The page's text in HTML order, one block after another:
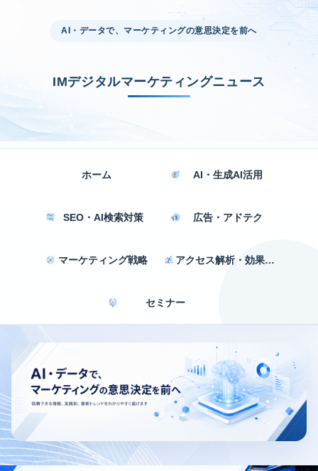
AI・データで、マーケティングの意思決定を前へ
IMデジタルマーケティングニュース
ホーム AI・生成AI活用
SEO・AI検索対策 広告・アドテク
マーケティング戦略 アクセス解析・効果測定
セミナー